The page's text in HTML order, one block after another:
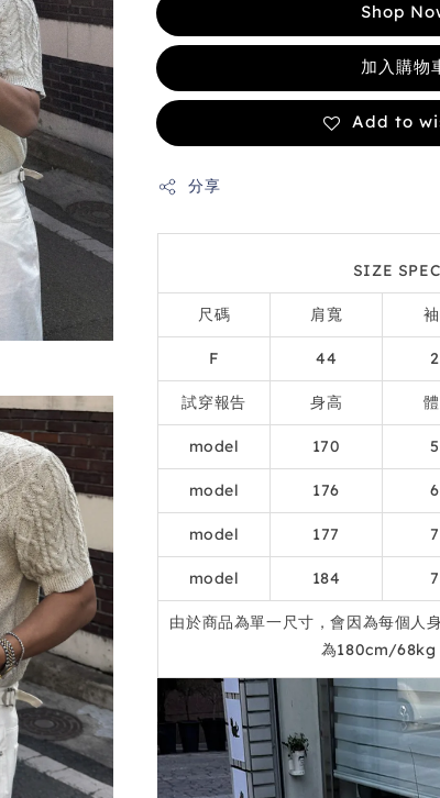
Shop
加入購物
Add to
分享
SIZE
尺碼 肩寬
F 44
試穿報告 身高
model 170
model 176
model 177
model 184
由於商品為單一尺寸，會因為每個人
為180cm/68kg